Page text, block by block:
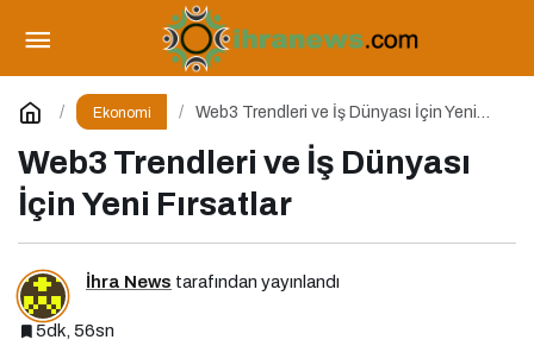
Ekonomi
Web3 Trendleri ve İş Dünyası İçin Yeni
Web3 Trendleri ve İş Dünyası
İçin Yeni Fırsatlar
İhra News tarafından yayınlandı
5dk, 56sn
Dolar Maliyet Ortalaması (DCA)
Yorum Yap